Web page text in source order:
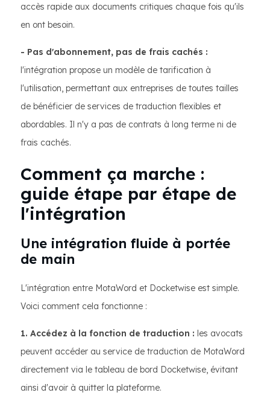
accès rapide aux documents critiques chaque fois qu'ils
en ont besoin.
- Pas d'abonnement, pas de frais cachés :
l'intégration propose un modèle de tarification à
l'utilisation, permettant aux entreprises de toutes tailles
de bénéficier de services de traduction flexibles et
abordables. Il n'y a pas de contrats à long terme ni de
frais cachés.
Comment ça marche :
guide étape par étape de
l'intégration
Une intégration fluide à portée
de main
L'intégration entre MotaWord et Docketwise est simple.
Voici comment cela fonctionne :
1. Accédez à la fonction de traduction : les avocats
peuvent accéder au service de traduction de MotaWord
directement via le tableau de bord Docketwise, évitant
ainsi d'avoir à quitter la plateforme.